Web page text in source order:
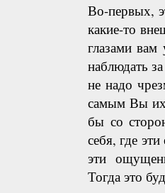
Во-первых,
какие-то
глазами
наблюдать
не надо
самым Вы их
бы со
себя, где
эти
Тогда это